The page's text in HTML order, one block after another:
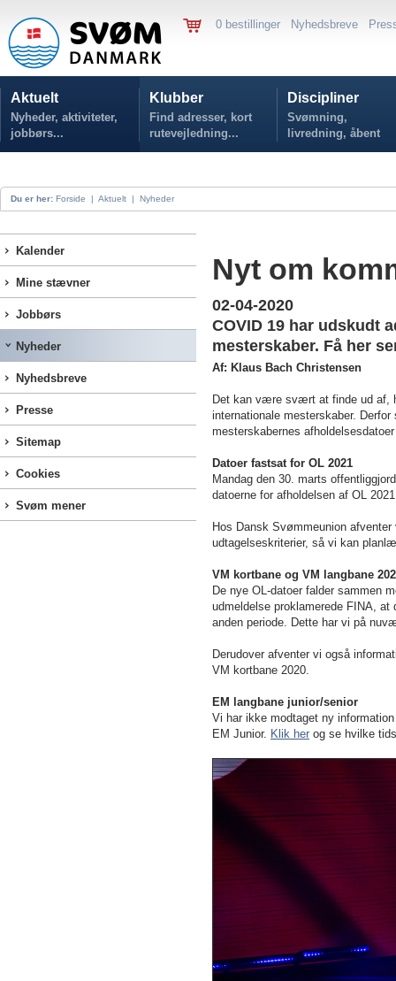
0 bestillinger Nyhedsbreve
Aktuelt
Nyheder, aktiviteter,
jobbørs...
Klubber
Find adresser, kort
rutevejledning...
Discipliner
Svømning,
livredning, åbent
vand...
Du er her: Forside | Aktuelt | Nyheder
Kalender
Mine stævner
Jobbørs
Nyheder
Nyhedsbreve
Presse
Sitemap
Cookies
Svøm mener
Nyt om
02-04-2020
COVID 19 har udskudt
mesterskaber. Få her
Af: Klaus Bach Christensen
Det kan være svært at finde ud af,
internationale mesterskaber.
mesterskabernes
Datoer fastsat for OL 2021
Mandag den 30. marts
datoerne for afholdelsen af OL
Hos Dansk Svømmeunion
udtagelseskriterier, så vi kan
VM kortbane og VM langbane
De nye OL-datoer falder sammen
udmeldelse proklamerede FINA,
anden periode. Dette har vi på
Derudover afventer vi også
VM kortbane 2020.
EM langbane junior/senior
Vi har ikke modtaget ny
EM Junior. Klik her og se hvilke